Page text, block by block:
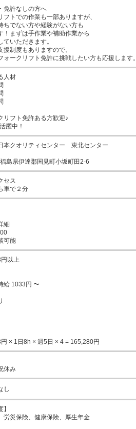
免許なしの方へ
フトでの作業も一部ありますが、
ちでない方や経験がない方も
！まずは手作業や補助作業から
ていただきます。
援制度もありますので、
ォークリフト免許に挑戦したい方も応援します。
人材
フト免許ある方歓迎♪
躍中！
本クオリティセンター　東北センター
島県伊達郡国見町小坂町田2-6
セス
車で２分
細
可能
以上
給 1033円 〜
× 1日8h × 週5日 × 4 = 165,280円
休み
し
労災保険、健康保険、厚生年金